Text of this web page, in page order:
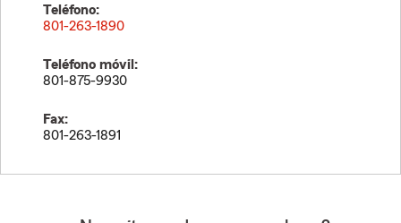
Teléfono:
801-263-1890
Teléfono móvil:
801-875-9930
Fax:
801-263-1891